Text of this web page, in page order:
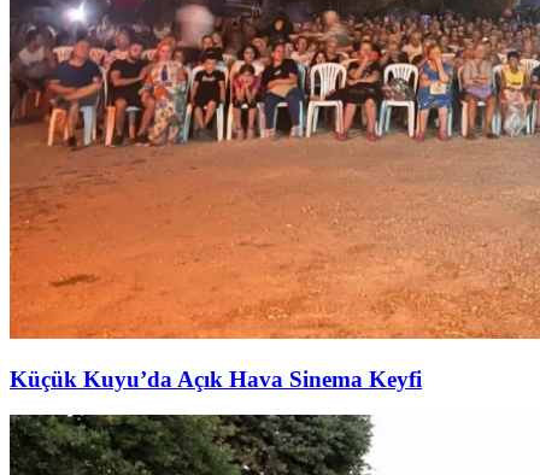
Küçük Kuyu’da Açık Hava Sinema Keyfi